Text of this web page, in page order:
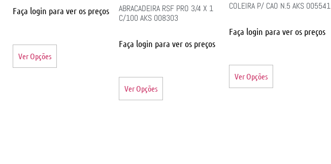
Faça login para ver os preços
Ver Opções
ABRACADEIRA RSF PRO 3/4 X 1
C/100 AKS 008303
Faça login para ver os preços
Ver Opções
COLEIRA P/ CAO N.5 AKS 005541
Faça login para ver os preços
Ver Opções